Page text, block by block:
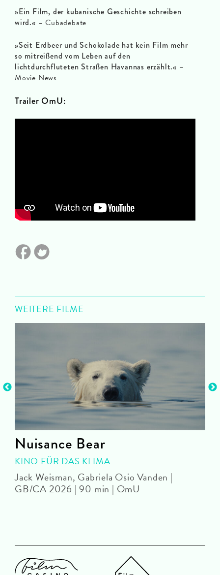
»Ein Film, der kubanische Geschichte schreiben
wird.« – Cubadebate
»Seit Erdbeer und Schokolade hat kein Film mehr
so mitreißend vom Leben auf den
lichtdurchfluteten Straßen Havannas erzählt.« –
Movie News
Trailer OmU:
WEITERE FILME
Nuisance Bear
KINO FÜR DAS KLIMA
Jack Weisman, Gabriela Osio Vanden |
GB/CA 2026 | 90 min | OmU